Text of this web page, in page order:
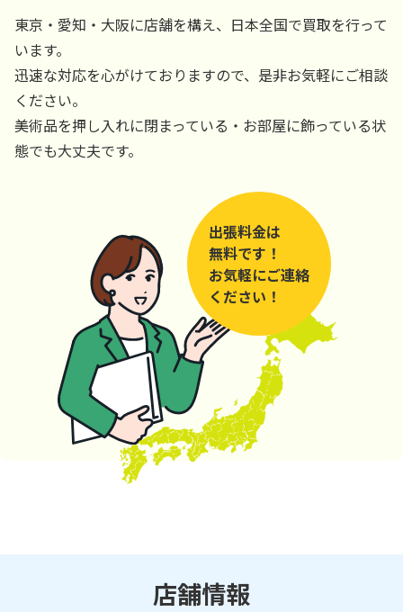
東京・愛知・大阪に店舗を構え、日本全国で買取を行って
います。
迅速な対応を心がけておりますので、是非お気軽にご相談
ください。
美術品を押し入れに閉まっている・お部屋に飾っている状
態でも大丈夫です。
出張料金は
無料です！
お気軽にご連絡
ください！
店舗情報